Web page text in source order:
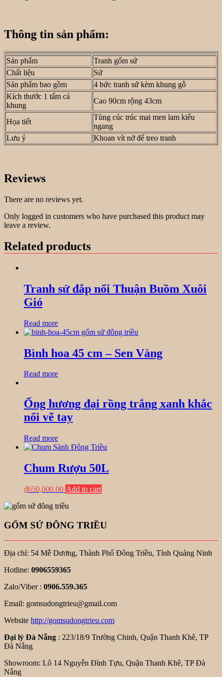
Thông tin sản phẩm:
Sản phẩm
Tranh gốm sứ
Chất liệu
Sứ
Sản phẩm bao gồm
4 bức tranh sứ kèm khung gỗ
Kích thước 1 tấm cả
khung
Cao 90cm rộng 43cm
Họa tiết
Tùng cúc trúc mai men lam kiểu
ngang
Lưu ý
Khoan vít nở để treo tranh
Reviews
There are no reviews yet.
Only logged in customers who have purchased this product may
leave a review.
Related products
Tranh sứ đắp nổi Thuận Buồm Xuôi
Gió
Read more
Bình hoa 45 cm – Sen Vàng
Read more
Ống hương đại rồng trắng xanh khắc
nổi vẽ tay
Read more
Chum Rượu 50L
₫650,000.00 Add to cart
GỐM SỨ ĐÔNG TRIỀU
Địa chỉ: 54 Mễ Dương, Thành Phố Đông Triều, Tỉnh Quảng Ninh
Hotline: 0906559365
Zalo/Viber : 0906.559.365
Email: gomsudongtrieu@gmail.com
Website http://gomsudongtrieu.com
Đại lý Đà Nẵng : 223/18/9 Trường Chinh, Quận Thanh Khê, TP
Đà Nẵng
Showroom: Lô 14 Nguyễn Đình Tựu, Quận Thanh Khê, TP Đà
Nẵng